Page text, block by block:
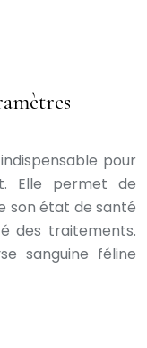
pour
Elle permet de
son état de santé
des traitements.
sanguine féline